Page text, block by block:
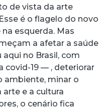
de vista da arte
é o flagelo do novo
esquerda. Mas
a afetar a saúde
no Brasil, com
covid-19 — , deteriorar
ambiente, minar o
arte e a cultura
o cenário fica